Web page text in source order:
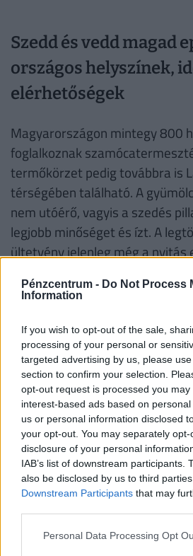
Pénzcentrum - Do Not Process
Information
If you wish to opt-out of the sale,
processing of your personal or
targeted advertising by us, please
section to confirm your selection.
opt-out request is processed you may
interest-based ads based on
us or personal information disclosed
your opt-out. You may separately
disclosure of your personal
IAB’s list of downstream participants.
also be disclosed by us to third
Downstream Participants that may
Personal Data Processing Opt
Szedd és vedd magad
országos helyszínek,
elérhetőségek
Magyarországon mintegy 800
foglalkoznak
termőkörzet pedig továbbra is
térségében található. A
nem utóérő, vagyis a szedés
legjobb minőséget és ízt. A
ültetvény jelenleg még a nyitás
vásárlókat. A tömeges szezon
Mielőtt bárki útnak indulna
szedni, érdemes előzetesen
eperföld nyitvatartásáról, a
felszerelésről – például kell-e
valamint az aktuális
Szedd magad eper –
(2026)
Köröstarcsa, Zöld Fa Eper